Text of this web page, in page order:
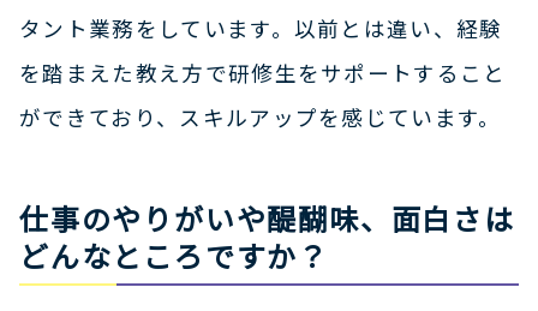
タント業務をしています。以前とは違い、経験
を踏まえた教え方で研修生をサポートすること
ができており、スキルアップを感じています。
仕事のやりがいや醍醐味、面白さは
どんなところですか？